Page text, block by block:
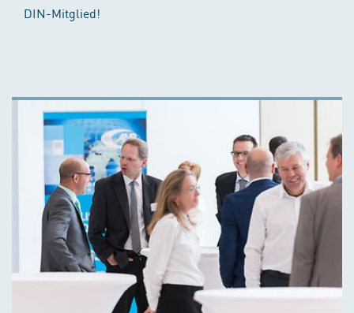
DIN-Mitglied!